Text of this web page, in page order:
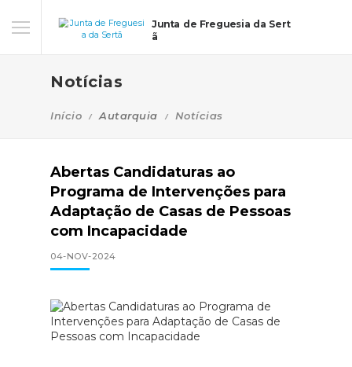
Junta de Freguesia da Sert
ã
Notícias
Início Autarquia Notícias
Abertas Candidaturas ao
Programa de Intervenções para
Adaptação de Casas de Pessoas
com Incapacidade
04-NOV-2024